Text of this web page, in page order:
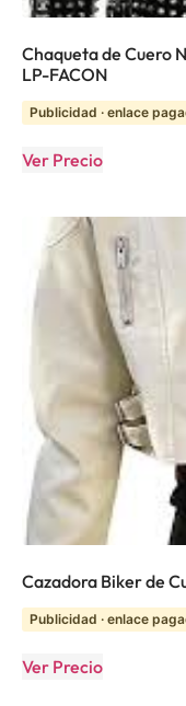
Chaqueta de Cuero
LP-FACON
Publicidad · enlace
Ver Precio
Cazadora Biker de
Publicidad · enlace
Ver Precio